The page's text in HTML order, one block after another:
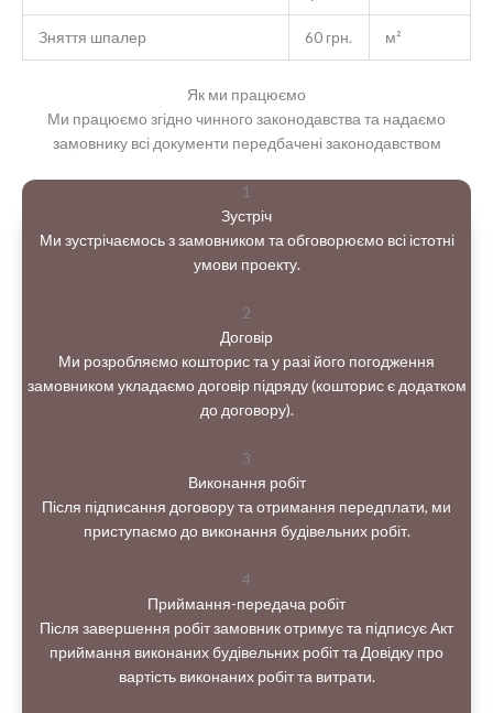
Зняття шпалер 60 грн. м²
Як ми працюємо
Ми працюємо згідно чинного законодавства та надаємо
замовнику всі документи передбачені законодавством
1
Зустріч
Ми зустрічаємось з замовником та обговорюємо всі істотні
умови проекту.
2
Договір
Ми розробляємо кошторис та у разі його погодження
замовником укладаємо договір підряду (кошторис є додатком
до договору).
3
Виконання робіт
Після підписання договору та отримання передплати, ми
приступаємо до виконання будівельних робіт.
4
Приймання-передача робіт
Після завершення робіт замовник отримує та підписує Акт
приймання виконаних будівельних робіт та Довідку про
вартість виконаних робіт та витрати.